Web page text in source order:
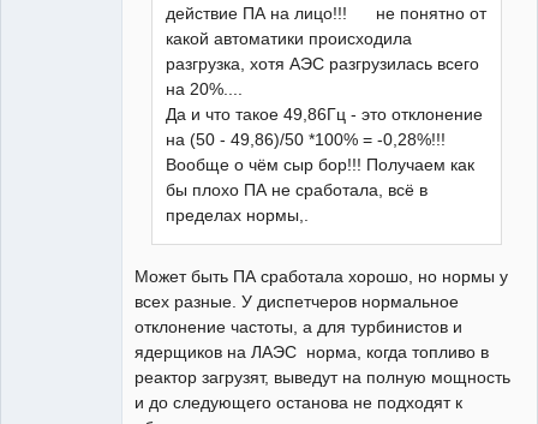
действие ПА на лицо!!! не понятно от
какой автоматики происходила
разгрузка, хотя АЭС разгрузилась всего
на 20%....
Да и что такое 49,86Гц - это отклонение
на (50 - 49,86)/50 *100% = -0,28%!!!
Вообще о чём сыр бор!!! Получаем как
бы плохо ПА не сработала, всё в
пределах нормы,.
Может быть ПА сработала хорошо, но нормы у
всех разные. У диспетчеров нормальное
отклонение частоты, а для турбинистов и
ядерщиков на ЛАЭС норма, когда топливо в
реактор загрузят, выведут на полную мощность
и до следующего останова не подходят к